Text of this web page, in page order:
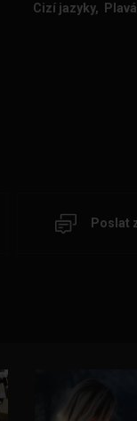
Cizí jazyky,
Poslat